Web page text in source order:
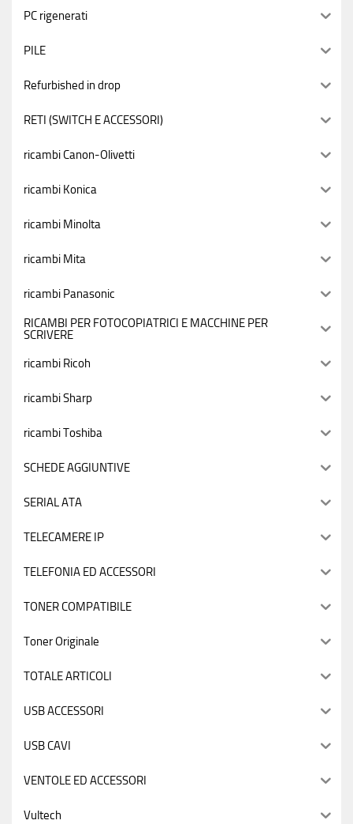
PC rigenerati
PILE
Refurbished in drop
RETI (SWITCH E ACCESSORI)
ricambi Canon-Olivetti
ricambi Konica
ricambi Minolta
ricambi Mita
ricambi Panasonic
RICAMBI PER FOTOCOPIATRICI E MACCHINE PER
SCRIVERE
ricambi Ricoh
ricambi Sharp
ricambi Toshiba
SCHEDE AGGIUNTIVE
SERIAL ATA
TELECAMERE IP
TELEFONIA ED ACCESSORI
TONER COMPATIBILE
Toner Originale
TOTALE ARTICOLI
USB ACCESSORI
USB CAVI
VENTOLE ED ACCESSORI
Vultech